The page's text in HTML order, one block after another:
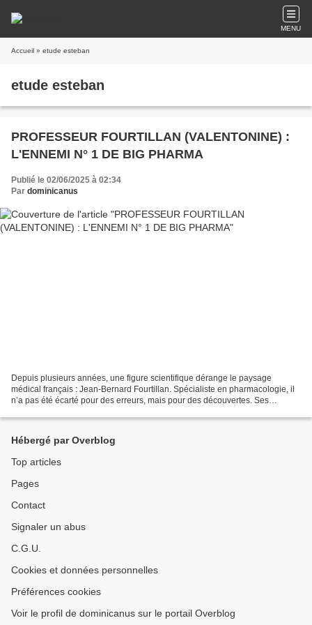
MENU
Accueil » etude esteban
etude esteban
PROFESSEUR FOURTILLAN (VALENTONINE) :
L'ENNEMI N° 1 DE BIG PHARMA
Publié le 02/06/2025 à 02:34
Par dominicanus
Depuis plusieurs années, une figure scientifique dérange le paysage
médical français : Jean-Bernard Fourtillan. Spécialiste en pharmacologie, il
n’a pas été écarté pour des erreurs, mais pour des découvertes. Ses
Hébergé par Overblog
Top articles
Pages
Contact
Signaler un abus
C.G.U.
Cookies et données personnelles
Préférences cookies
Voir le profil de dominicanus sur le portail Overblog